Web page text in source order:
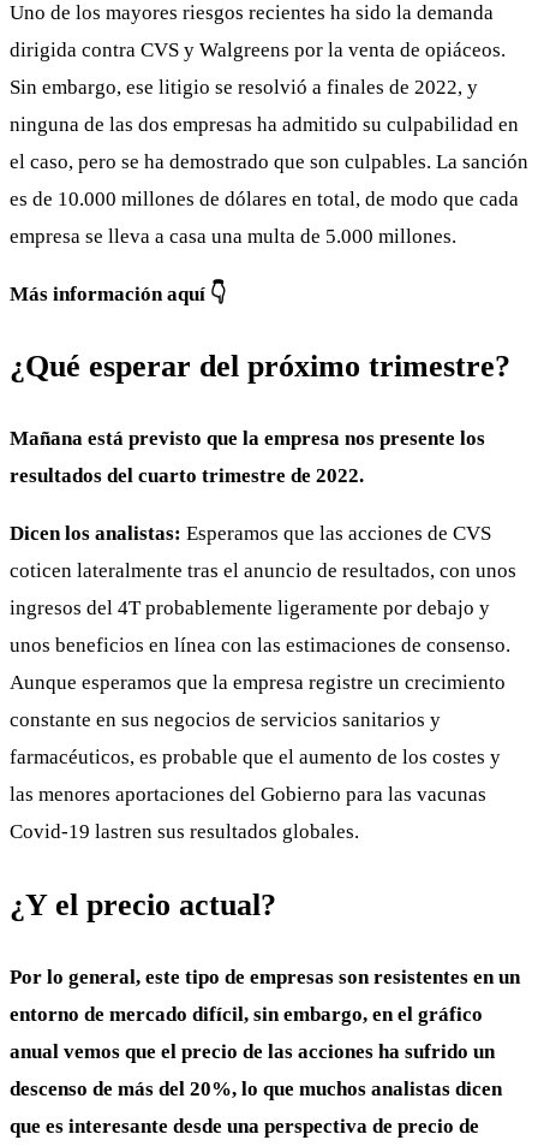
Uno de los mayores riesgos recientes ha sido la demanda
dirigida contra CVS y Walgreens por la venta de opiáceos.
Sin embargo, ese litigio se resolvió a finales de 2022, y
ninguna de las dos empresas ha admitido su culpabilidad en
el caso, pero se ha demostrado que son culpables. La sanción
es de 10.000 millones de dólares en total, de modo que cada
empresa se lleva a casa una multa de 5.000 millones.
Más información aquí 👇
¿Qué esperar del próximo trimestre?
Mañana está previsto que la empresa nos presente los
resultados del cuarto trimestre de 2022.
Dicen los analistas: Esperamos que las acciones de CVS
coticen lateralmente tras el anuncio de resultados, con unos
ingresos del 4T probablemente ligeramente por debajo y
unos beneficios en línea con las estimaciones de consenso.
Aunque esperamos que la empresa registre un crecimiento
constante en sus negocios de servicios sanitarios y
farmacéuticos, es probable que el aumento de los costes y
las menores aportaciones del Gobierno para las vacunas
Covid-19 lastren sus resultados globales.
¿Y el precio actual?
Por lo general, este tipo de empresas son resistentes en un
entorno de mercado difícil, sin embargo, en el gráfico
anual vemos que el precio de las acciones ha sufrido un
descenso de más del 20%, lo que muchos analistas dicen
que es interesante desde una perspectiva de precio de